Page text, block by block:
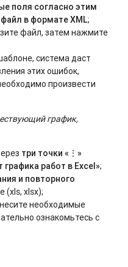
поля согласно этим
в формате XML;
файл, затем нажмите
система даст
этих ошибок,
произвести
график,
три точки «⋮»
графика работ в Excel»;
и повторного
(xls, xlsx);
необходимые
ознакомьтесь с